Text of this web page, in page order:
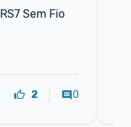
Sem Fio
2 0